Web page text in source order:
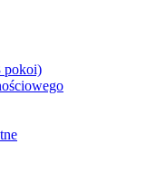
pokoi)